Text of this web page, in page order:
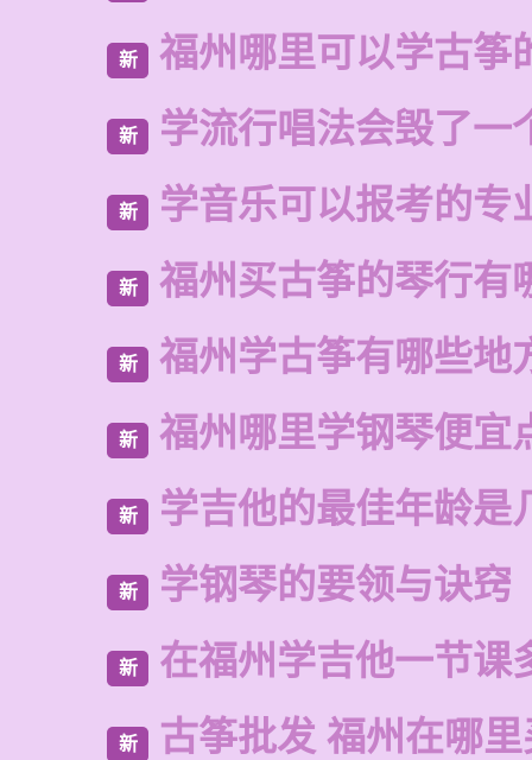
新 福州哪里可以学古筝
新 学流行唱法会毁了一
新 学音乐可以报考的专
新 福州买古筝的琴行有
新 福州学古筝有哪些地
新 福州哪里学钢琴便宜
新 学吉他的最佳年龄是
新 学钢琴的要领与诀窍
新 在福州学吉他一节课
新 古筝批发 福州在哪